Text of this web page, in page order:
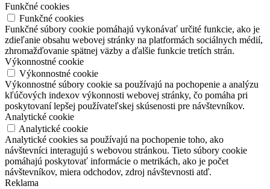
Funkčné cookies
Funkčné cookies
Funkčné súbory cookie pomáhajú vykonávať určité funkcie, ako je
zdieľanie obsahu webovej stránky na platformách sociálnych médií,
zhromažďovanie spätnej väzby a ďalšie funkcie tretích strán.
Výkonnostné cookie
Výkonnostné cookie
Výkonnostné súbory cookie sa používajú na pochopenie a analýzu
kľúčových indexov výkonnosti webovej stránky, čo pomáha pri
poskytovaní lepšej používateľskej skúsenosti pre návštevníkov.
Analytické cookie
Analytické cookie
Analytické cookies sa používajú na pochopenie toho, ako
návštevníci interagujú s webovou stránkou. Tieto súbory cookie
pomáhajú poskytovať informácie o metrikách, ako je počet
návštevníkov, miera odchodov, zdroj návštevnosti atď.
Reklama